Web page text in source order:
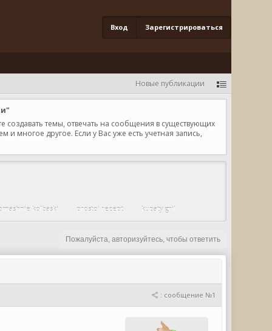
Вход Зарегистрироваться
Новые публикации
создавать темы, отвечать на сообщения в существующих
многое другое. Если у Вас уже есть учетная запись,
kolbaski prostoi recept kupaty gril
Пожалуйста, авторизуйтесь, чтобы ответить
: сообщение №1